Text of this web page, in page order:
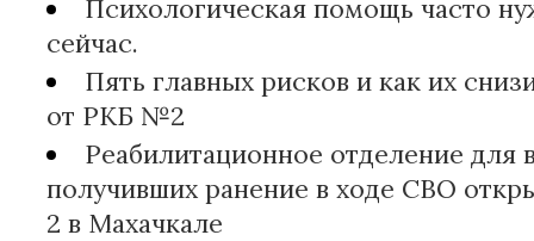
Психологическая помощь часто
сейчас.
Пять главных рисков и как их
от РКБ №2
Реабилитационное отделение для
получивших ранение в ходе СВО
2 в Махачкале